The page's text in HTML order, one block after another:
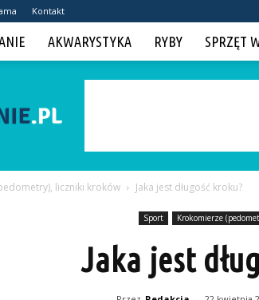
Kontakt
AKWARYSTYKA RYBY SPRZĘT
liczniki kroków Jaka jest długość kroku?
Sport Krokomierze
Jaka jest